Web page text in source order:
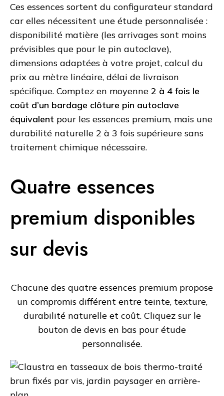
Ces essences sortent du configurateur standard
car elles nécessitent une étude personnalisée :
disponibilité matière (les arrivages sont moins
prévisibles que pour le pin autoclave),
dimensions adaptées à votre projet, calcul du
prix au mètre linéaire, délai de livraison
spécifique. Comptez en moyenne 2 à 4 fois le
coût d’un bardage clôture pin autoclave
équivalent pour les essences premium, mais une
durabilité naturelle 2 à 3 fois supérieure sans
traitement chimique nécessaire.
Quatre essences
premium disponibles
sur devis
Chacune des quatre essences premium propose
un compromis différent entre teinte, texture,
durabilité naturelle et coût. Cliquez sur le
bouton de devis en bas pour étude
personnalisée.